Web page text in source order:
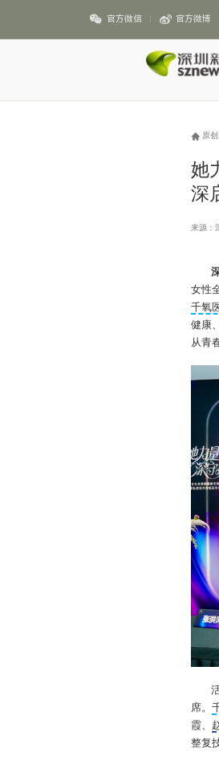
官方微信 官方微博
原
她
深
来源：
女性
千氧
健康
从青
席。
霞、
整复